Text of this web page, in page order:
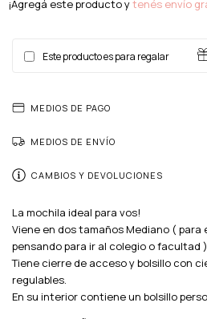
¡Agregá este producto ytenés envío
Este producto es para regalar
MEDIOS DE PAGO
MEDIOS DE ENVÍO
CAMBIOS Y DEVOLUCIONES
La mochila ideal para vos!
Viene en dos tamaños Mediano ( para
pensando para ir al colegio o facultad )
Tiene cierre de acceso y bolsillo con
regulables.
En su interior contiene un bolsillo